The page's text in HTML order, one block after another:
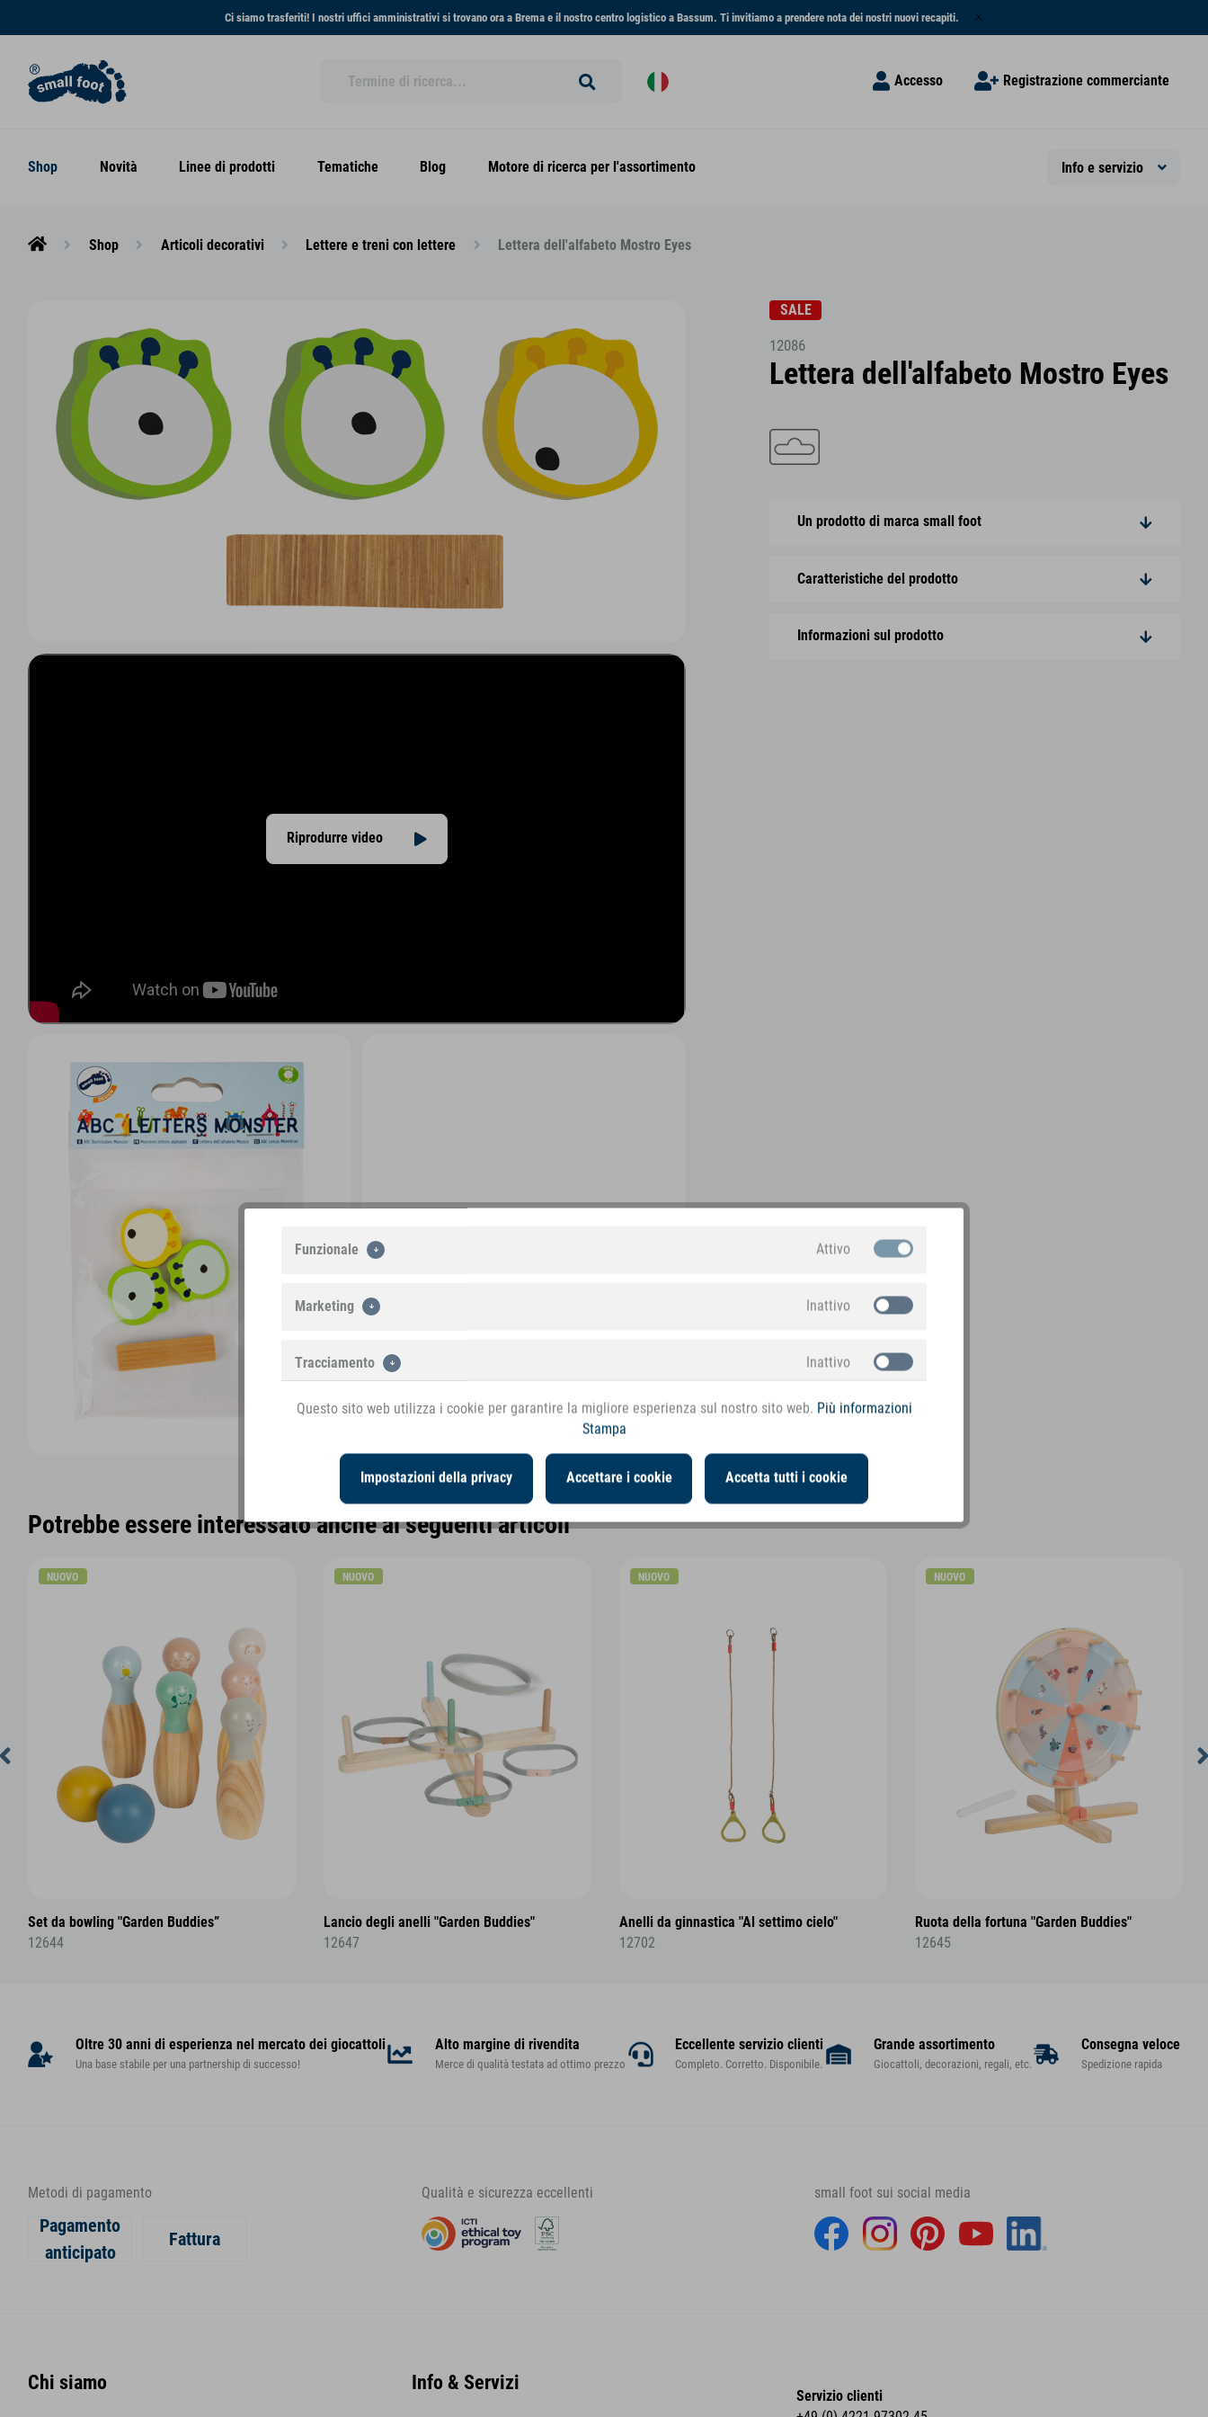
Ci siamo trasferiti! I nostri uffici amministrativi si trovano ora a Brema e il nostro centro logistico a Bassum. Ti invitiamo a prendere nota dei nostri nuovi recapiti.
Accesso Registrazione commerciante
Shop Novità Linee di prodotti Tematiche Blog Motore di ricerca per l'assortimento Info e servizio
Shop Articoli decorativi Lettere e treni con lettere Lettera dell'alfabeto Mostro Eyes
SALE
12086
Lettera dell'alfabeto Mostro Eyes
Un prodotto di marca small foot
Caratteristiche del prodotto
Informazioni sul prodotto
Riprodurre video
Potrebbe essere interessato anche ai seguenti articoli
NUOVO
Set da bowling "Garden Buddies”
12644
NUOVO
Lancio degli anelli "Garden Buddies"
12647
NUOVO
Anelli da ginnastica "Al settimo cielo"
12702
NUOVO
Ruota della fortuna "Garden Buddies"
12645
Oltre 30 anni di esperienza nel mercato dei giocattoli
Una base stabile per una partnership di successo!
Alto margine di rivendita
Merce di qualità testata ad ottimo prezzo
Eccellente servizio clienti
Completo. Corretto. Disponibile.
Grande assortimento
Giocattoli, decorazioni, regali, etc.
Consegna veloce
Spedizione rapida
Metodi di pagamento
Pagamento
anticipato
Fattura
Qualità e sicurezza eccellenti small foot sui social media
Chi siamo Info & Servizi
Servizio clienti
Funzionale Attivo
Marketing Inattivo
Tracciamento Inattivo
Questo sito web utilizza i cookie per garantire la migliore esperienza sul nostro sito web. Più informazioni
Stampa
Impostazioni della privacy Accettare i cookie Accetta tutti i cookie